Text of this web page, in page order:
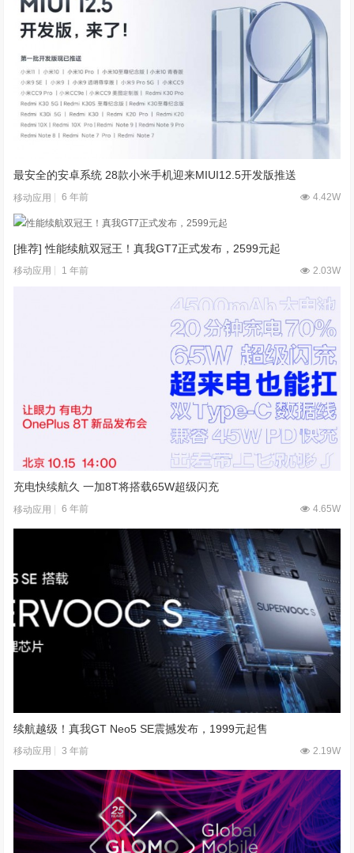
最安全的安卓系统 28款小米手机迎来MIUI12.5开发版推送
移动应用 6 年前 4.42W
[推荐] 性能续航双冠王！真我GT7正式发布，2599元起
移动应用 1 年前 2.03W
充电快续航久 一加8T将搭载65W超级闪充
移动应用 6 年前 4.65W
续航越级！真我GT Neo5 SE震撼发布，1999元起售
移动应用 3 年前 2.19W